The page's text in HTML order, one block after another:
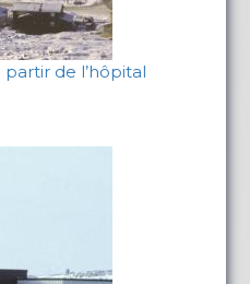
de l’hôpital